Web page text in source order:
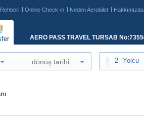
Online Check-in Neden Aerobilet Hakkımızda
AERO PASS TRAVEL TURSAB No:7355
2 Yolcu